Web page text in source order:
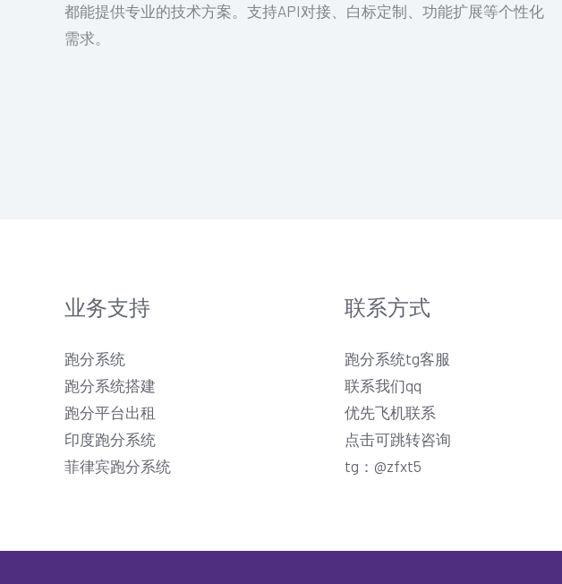
都能提供专业的技术方案。支持API对接、白标定制、功能扩展等个性化
需求。
业务支持
跑分系统
跑分系统搭建
跑分平台出租
印度跑分系统
菲律宾跑分系统
联系方式
跑分系统tg客服
联系我们qq
优先飞机联系
点击可跳转咨询
tg：@zfxt5